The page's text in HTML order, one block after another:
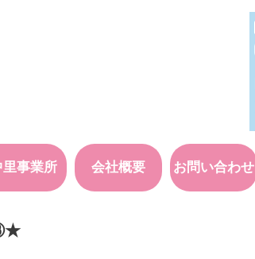
里事業所 会社概要 お問い合わせ